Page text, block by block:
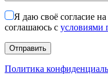
Я даю своё согласие
соглашаюсь с условиями
Политика